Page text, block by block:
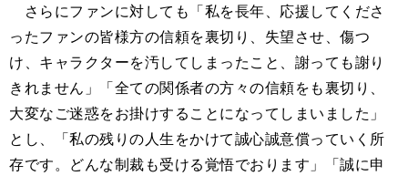
さらにファンに対しても「私を長年、応援してくださ
ったファンの皆様方の信頼を裏切り、失望させ、傷つ
け、キャラクターを汚してしまったこと、謝っても謝り
きれません」「全ての関係者の方々の信頼をも裏切り、
大変なご迷惑をお掛けすることになってしまいました」
とし、「私の残りの人生をかけて誠心誠意償っていく所
存です。どんな制裁も受ける覚悟でおります」「誠に申